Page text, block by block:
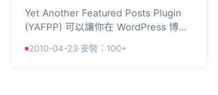
Yet Another Featured Posts Plugin
(YAFPP) 可以讓你在 WordPress 博客
WordPress 的文章列表頁面中，勾選與
每篇文章相關...
2010-04-23·安裝：100+